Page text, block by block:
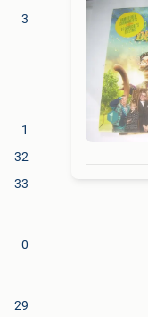
3
1
32
33
0
29